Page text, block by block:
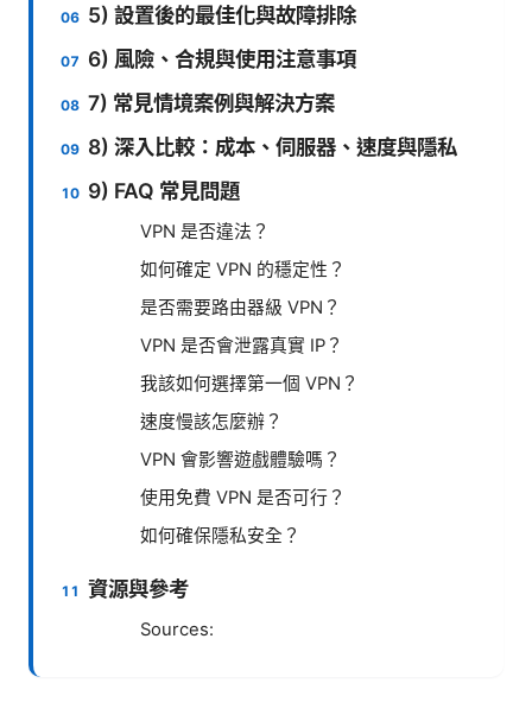
5) 設置後的最佳化與故障排除
6) 風險、合規與使用注意事項
7) 常見情境案例與解決方案
8) 深入比較：成本、伺服器、速度與隱私
9) FAQ 常見問題
VPN 是否違法？
如何確定 VPN 的穩定性？
是否需要路由器級 VPN？
VPN 是否會泄露真實 IP？
我該如何選擇第一個 VPN？
速度慢該怎麼辦？
VPN 會影響遊戲體驗嗎？
使用免費 VPN 是否可行？
如何確保隱私安全？
資源與參考
Sources: